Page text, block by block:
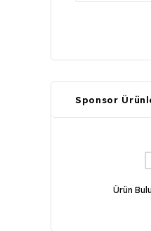
Sponsor
Ürün